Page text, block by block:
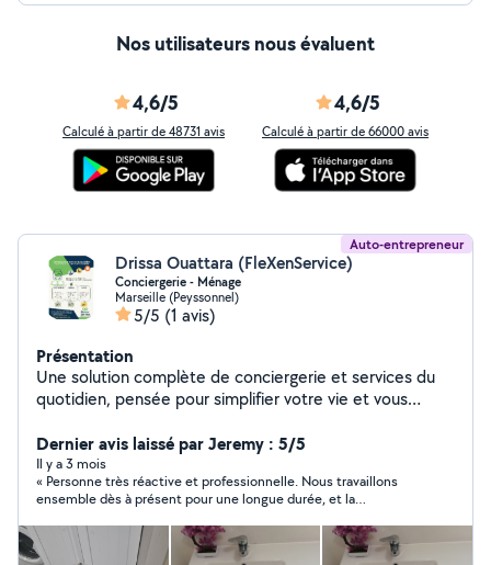
Nos utilisateurs nous évaluent
4,6/5
Calculé à partir de 48731 avis
4,6/5
Calculé à partir de 66000 avis
Auto-entrepreneur
Drissa Ouattara (FleXenService)
Conciergerie - Ménage
Marseille (Peyssonnel)
5/5 (1 avis)
Présentation
Une solution complète de conciergerie et services du
quotidien, pensée pour simplifier votre vie et vous
Conciergerie & gestion de logements Ménages réguliers
ou ponctuels Accompagnement administratif
Convoyage de véhicules Aide pour la recherche de
logement ️ Services divers du quotidien Service flexible,
esprit zen. Prestations régulières & ponctuelles.
Marseille Aix Gardanne Vitrolles et alentours
Dernier avis laissé par Jeremy : 5/5
Il y a 3 mois
« Personne très réactive et professionnelle. Nous travaillons
ensemble dès à présent pour une longue durée, et la
Prestataire impliqué, agréable et vraiment pro. Je recommande
sans hésitation. »